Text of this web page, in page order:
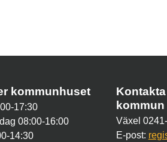
kommunhuset
17:30
08:00-16:00
14:30
kommun
Växel
E-post: